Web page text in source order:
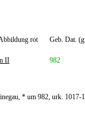
rot Geb. Dat.
II 982
* um 982, urk. 1017-